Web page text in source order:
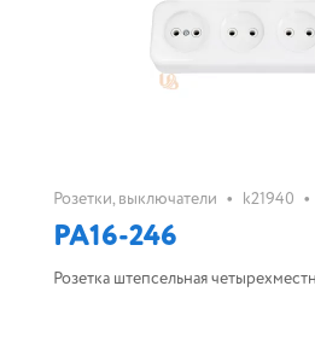
Розетки, выключатели • k21940 •
РА16-246
Розетка штепсельная